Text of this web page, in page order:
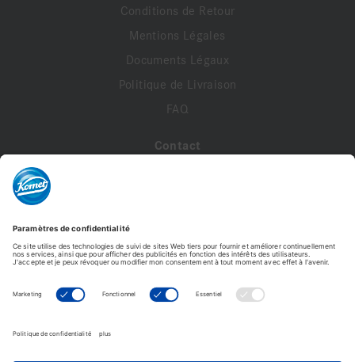
Conditions de Retour
Mentions Légales
Documents Légaux
Politique de Livraison
FAQ
Contact
Profil de compte
Commandes